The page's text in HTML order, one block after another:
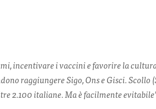
incentivare i vaccini e favorire la
raggiungere Sigo, Ons e Gisci. Scollo
2.100 italiane. Ma è facilmente